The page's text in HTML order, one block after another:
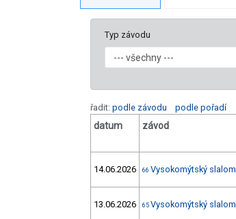
Typ závodu
řadit: podle závodu podle pořadí
datum závod
14.06.2026 66 Vysokomýtský slalom
13.06.2026 65 Vysokomýtský slalom